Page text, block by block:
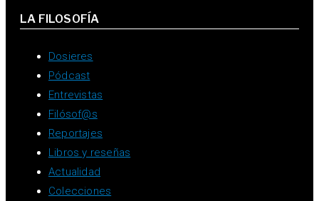
LA FILOSOFÍA
Dosieres
Pódcast
Entrevistas
Filósof@s
Reportajes
Libros y reseñas
Actualidad
Colecciones